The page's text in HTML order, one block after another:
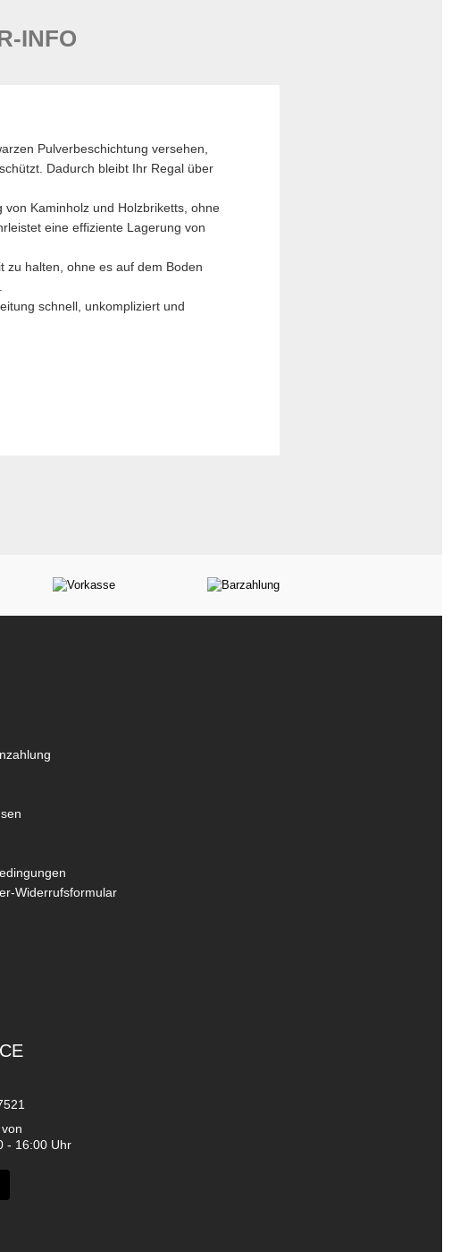
INFO
Pulverbeschichtung versehen,
Dadurch bleibt Ihr Regal über
von Kaminholz und Holzbriketts, ohne
eine effiziente Lagerung von
zu halten, ohne es auf dem Boden
schnell, unkompliziert und
Widerrufsformular
- 16:00 Uhr